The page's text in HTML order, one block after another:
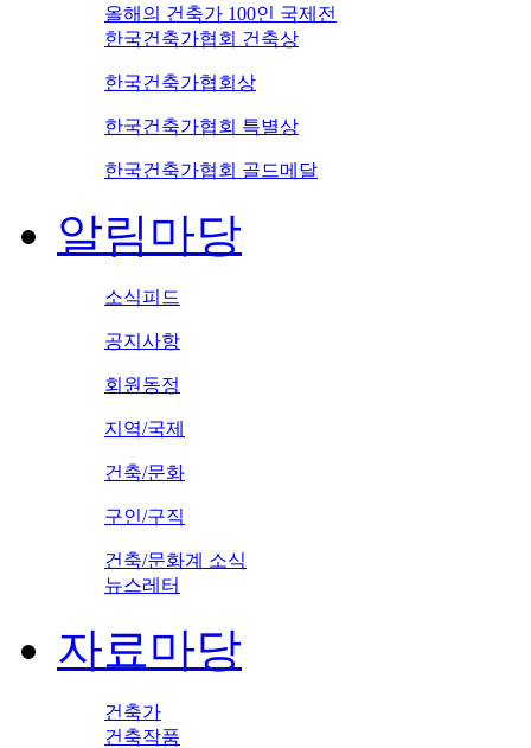
올해의 건축가 100인 국제전
한국건축가협회 건축상
한국건축가협회상
한국건축가협회 특별상
한국건축가협회 골드메달
알림마당
소식피드
공지사항
회원동정
지역/국제
건축/문화
구인/구직
건축/문화계 소식
뉴스레터
자료마당
건축가
건축작품